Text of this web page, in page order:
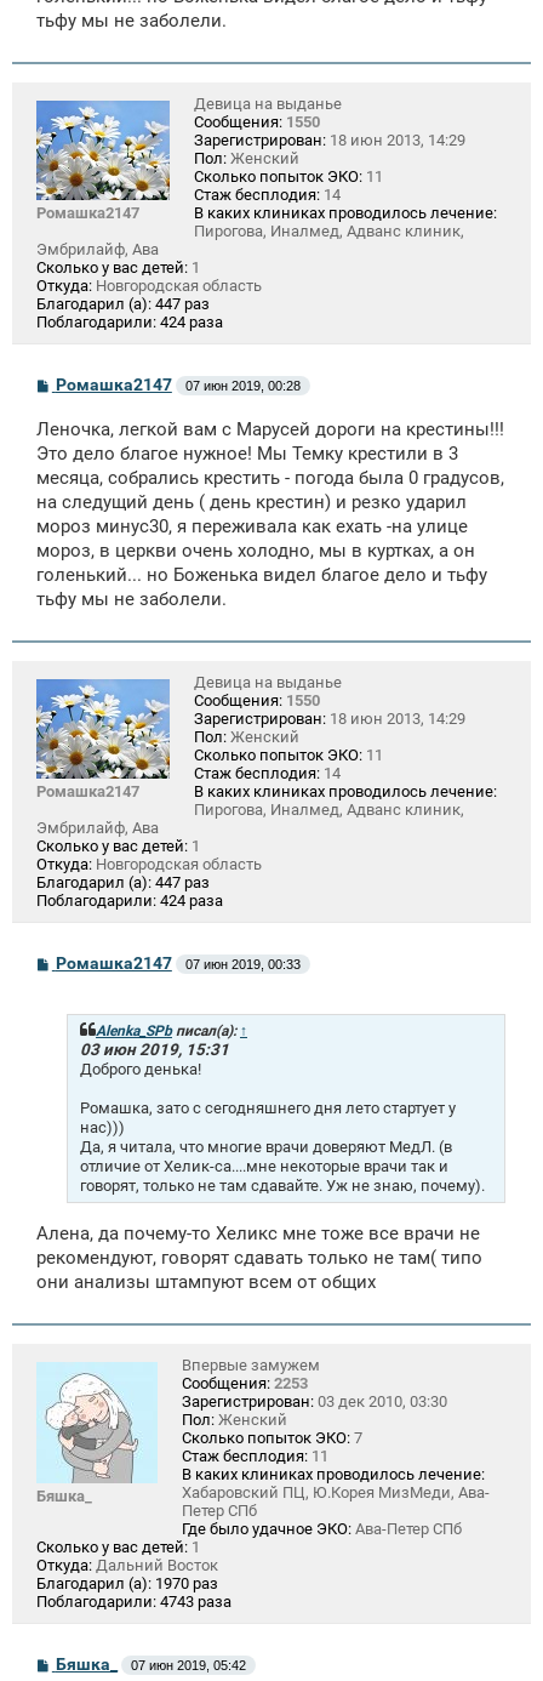
тьфу мы не заболели.
Ромашка2147
Девица на выданье
Сообщения: 1550
Зарегистрирован: 18 июн 2013, 14:29
Пол: Женский
Сколько попыток ЭКО: 11
Стаж бесплодия: 14
В каких клиниках проводилось лечение:
Пирогова, Иналмед, Адванс клиник,
Эмбрилайф, Ава
Сколько у вас детей: 1
Откуда: Новгородская область
Благодарил (а): 447 раз
Поблагодарили: 424 раза
С
б
щ
н
и
Ромашка2147 07 июн 2019, 00:28
Леночка, легкой вам с Марусей дороги на крестины!!!
Это дело благое нужное! Мы Темку крестили в 3
месяца, собрались крестить - погода была 0 градусов,
на следущий день ( день крестин) и резко ударил
мороз минус30, я переживала как ехать -на улице
мороз, в церкви очень холодно, мы в куртках, а он
голенький... но Боженька видел благое дело и тьфу
тьфу мы не заболели.
Ромашка2147
Девица на выданье
Сообщения: 1550
Зарегистрирован: 18 июн 2013, 14:29
Пол: Женский
Сколько попыток ЭКО: 11
Стаж бесплодия: 14
В каких клиниках проводилось лечение:
Пирогова, Иналмед, Адванс клиник,
Эмбрилайф, Ава
Сколько у вас детей: 1
Откуда: Новгородская область
Благодарил (а): 447 раз
Поблагодарили: 424 раза
СРомашка2147 07 июн 2019, 00:33
Alenka_SPbписал(а): ↑
03 июн 2019, 15:31
Доброго денька!
Ромашка, зато с сегодняшнего дня лето стартует у
нас)))
Да, я читала, что многие врачи доверяют МедЛ. (в
отличие от Хелик-са....мне некоторые врачи так и
говорят, только не там сдавайте. Уж не знаю, почему).
Алена, да почему-то Хеликс мне тоже все врачи не
рекомендуют, говорят сдавать только не там( типо
они анализы штампуют всем от общих
Бяшка_
Впервые замужем
Сообщения: 2253
Зарегистрирован: 03 дек 2010, 03:30
Пол: Женский
Сколько попыток ЭКО: 7
Стаж бесплодия: 11
В каких клиниках проводилось лечение:
Хабаровский ПЦ, Ю.Корея МизМеди, Ава-
Петер СПб
Где было удачное ЭКО: Ава-Петер СПб
Сколько у вас детей: 1
Откуда: Дальний Восток
Благодарил (а): 1970 раз
Поблагодарили: 4743 раза
СБяшка_ 07 июн 2019, 05:42